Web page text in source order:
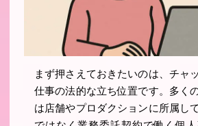
まず押さえておきたいのは、チャ
仕事の法的な立ち位置です。多く
は店舗やプロダクションに所属し